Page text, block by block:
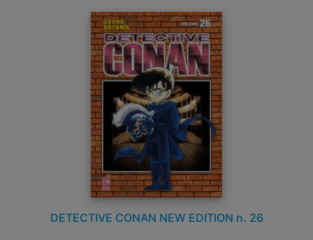
DETECTIVE CONAN NEW EDITION n. 26